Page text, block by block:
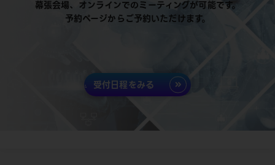
幕張会場、オンラインでのミーティングが可能です。
予約ページからご予約いただけます。
受付日程をみる